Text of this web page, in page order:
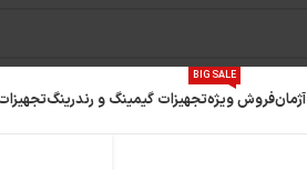
آژمانفروش ویژه
BIG SALE
تجهیزات گیمینگ و رندرینگ